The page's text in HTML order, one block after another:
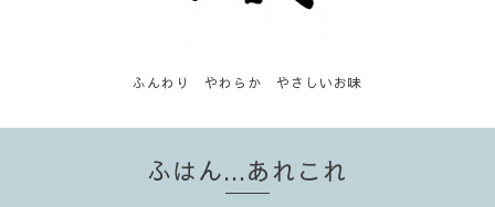
ふんわり やわらか やさしいお味
ふはん...あれこれ